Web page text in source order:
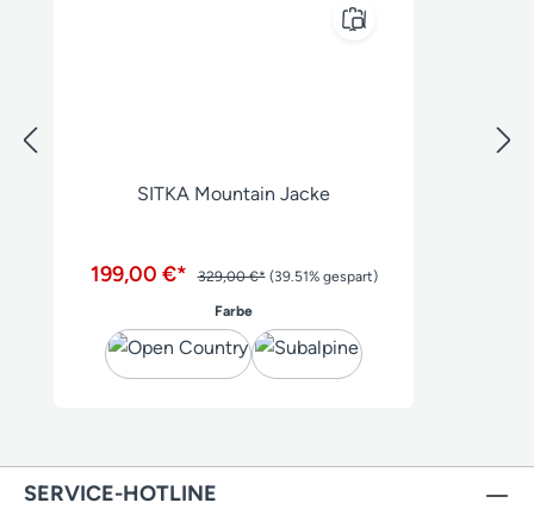
SITKA Mountain Jacke
199,00 €* 329,00 €* (39.51% gespart)
Farbeauswählen
SERVICE-HOTLINE